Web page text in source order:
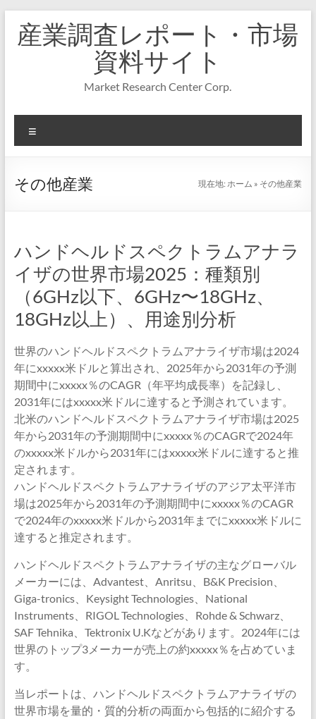
キ
プ
産業調査レポート・市場
資料サイト
Market Research Center Corp.
ニ
ー
その他産業 現在地:ホーム » その他産業
ハンドヘルドスペクトラムアナラ
イザの世界市場2025：種類別
（6GHz以下、6GHz〜18GHz、
18GHz以上）、用途別分析
世界のハンドヘルドスペクトラムアナライザ市場は2024
年にxxxxx米ドルと算出され、2025年から2031年の予測
期間中にxxxxx％のCAGR（年平均成長率）を記録し、
2031年にはxxxxx米ドルに達すると予測されています。
北米のハンドヘルドスペクトラムアナライザ市場は2025
年から2031年の予測期間中にxxxxx％のCAGRで2024年
のxxxxx米ドルから2031年にはxxxxx米ドルに達すると推
定されます。
ハンドヘルドスペクトラムアナライザのアジア太平洋市
場は2025年から2031年の予測期間中にxxxxx％のCAGR
で2024年のxxxxx米ドルから2031年までにxxxxx米ドルに
達すると推定されます。
ハンドヘルドスペクトラムアナライザの主なグローバル
メーカーには、Advantest、Anritsu、B&K Precision、
Giga-tronics、Keysight Technologies、National
Instruments、RIGOL Technologies、Rohde & Schwarz、
SAF Tehnika、Tektronix U.Kなどがあります。2024年には
世界のトップ3メーカーが売上の約xxxxx％を占めていま
す。
当レポートは、ハンドヘルドスペクトラムアナライザの
世界市場を量的・質的分析の両面から包括的に紹介する